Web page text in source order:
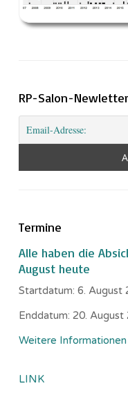
RP-Salon-Newletter
Termine
Alle haben die
August heute
Startdatum: 6. August
Enddatum: 20. August
Weitere Informationen
LINK